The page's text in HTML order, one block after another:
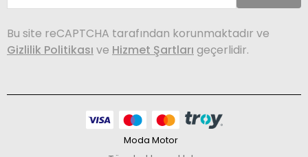
Bu site reCAPTCHA tarafından korunmaktadır ve
Gizlilik Politikası ve Hizmet Şartları geçerlidir.
Moda Motor